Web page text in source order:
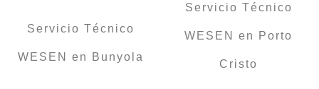
Servicio Técnico
WESEN en Bunyola
Servicio Técnico
WESEN en Porto
Cristo